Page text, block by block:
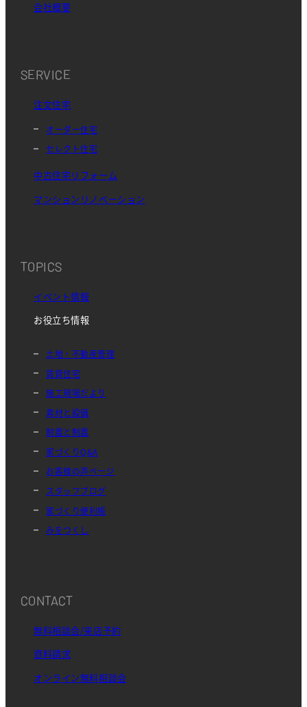
会社概要
SERVICE
注文住宅
オーダー住宅
セレクト住宅
中古住宅リフォーム
マンションリノベーション
TOPICS
イベント情報
お役立ち情報
土地・不動産管理
賃貸住宅
施工現場だより
素材と設備
耐震と制震
家づくりQ&A
お客様の声ページ
スタッフブログ
家づくり便利帳
みをつくし
CONTACT
無料相談会/来店予約
資料請求
オンライン無料相談会